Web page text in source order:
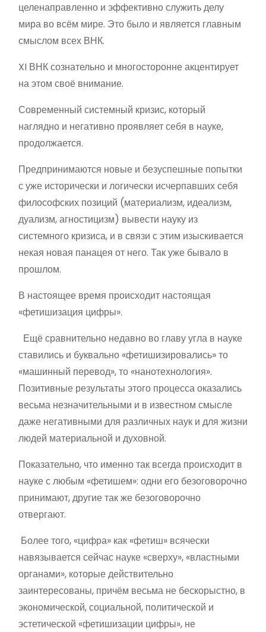
целенаправленно и эффективно служить делу
мира во всём мире. Это было и является главным
смыслом всех ВНК.
XI ВНК сознательно и многосторонне акцентирует
на этом своё внимание.
Современный системный кризис, который
наглядно и негативно проявляет себя в науке,
продолжается.
Предпринимаются новые и безуспешные попытки
с уже исторически и логически исчерпавших себя
философских позиций (материализм, идеализм,
дуализм, агностицизм) вывести науку из
системного кризиса, и в связи с этим изыскивается
некая новая панацея от него. Так уже бывало в
прошлом.
В настоящее время происходит настоящая
«фетишизация цифры».
Ещё сравнительно недавно во главу угла в науке
ставились и буквально «фетишизировались» то
«машинный перевод», то «нанотехнология».
Позитивные результаты этого процесса оказались
весьма незначительными и в известном смысле
даже негативными для различных наук и для жизни
людей материальной и духовной.
Показательно, что именно так всегда происходит в
науке с любым «фетишем»: одни его безоговорочно
принимают, другие так же безоговорочно
отвергают.
Более того, «цифра» как «фетиш» всячески
навязывается сейчас науке «сверху», «властными
органами», которые действительно
заинтересованы, причём весьма не бескорыстно, в
экономической, социальной, политической и
эстетической «фетишизации цифры», не